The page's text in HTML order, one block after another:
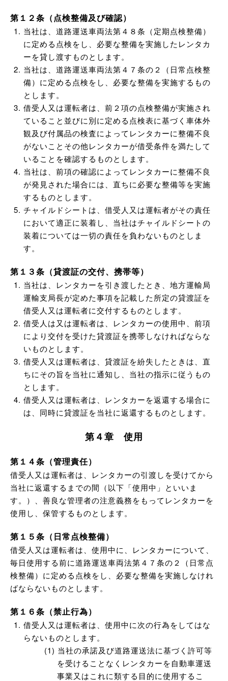
第１２条（点検整備及び確認）
当社は、道路運送車両法第４８条（定期点検整備）
に定める点検をし、必要な整備を実施したレンタカ
ーを貸し渡すものとします。
当社は、道路運送車両法第４７条の２（日常点検整
備）に定める点検をし、必要な整備を実施するもの
とします。
借受人又は運転者は、前２項の点検整備が実施され
ていること並びに別に定める点検表に基づく車体外
観及び付属品の検査によってレンタカーに整備不良
がないことその他レンタカーが借受条件を満たして
いることを確認するものとします。
当社は、前項の確認によってレンタカーに整備不良
が発見された場合には、直ちに必要な整備等を実施
するものとします。
チャイルドシートは、借受人又は運転者がその責任
において適正に装着し、当社はチャイルドシートの
装着については一切の責任を負わないものとしま
す。
第１３条（貸渡証の交付、携帯等）
当社は、レンタカーを引き渡したとき、地方運輸局
運輸支局長が定めた事項を記載した所定の貸渡証を
借受人又は運転者に交付するものとします。
借受人は又は運転者は、レンタカーの使用中、前項
により交付を受けた貸渡証を携帯しなければならな
いものとします。
借受人又は運転者は、貸渡証を紛失したときは、直
ちにその旨を当社に通知し、当社の指示に従うもの
とします。
借受人又は運転者は、レンタカーを返還する場合に
は、同時に貸渡証を当社に返還するものとします。
第４章 使用
第１４条（管理責任）
借受人又は運転者は、レンタカーの引渡しを受けてから
当社に返還するまでの間（以下「使用中」といいま
す。）、善良な管理者の注意義務をもってレンタカーを
使用し、保管するものとします。
第１５条（日常点検整備）
借受人又は運転者は、使用中に、レンタカーについて、
毎日使用する前に道路運送車両法第４７条の２（日常点
検整備）に定める点検をし、必要な整備を実施しなけれ
ばならないものとします。
第１６条（禁止行為）
借受人又は運転者は、使用中に次の行為をしてはな
らないものとします。
当社の承諾及び道路運送法に基づく許可等
を受けることなくレンタカーを自動車運送
事業又はこれに類する目的に使用するこ